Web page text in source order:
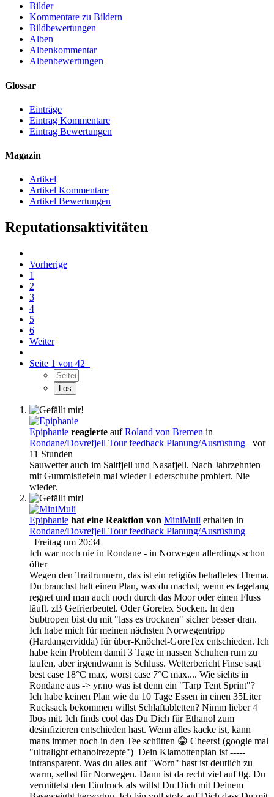
Bilder
Kommentare zu Bildern
Bildbewertungen
Alben
Albenkommentar
Albenbewertungen
Glossar
Einträge
Eintrag Kommentare
Eintrag Bewertungen
Magazin
Artikel
Artikel Kommentare
Artikel Bewertungen
Reputationsaktivitäten
Vorherige
1
2
3
4
5
6
Weiter
Seite 1 von 42
Epiphanie reagierte aufRoland von Bremen in
Rondane/Dovrefjell Tour feedback Planung/Ausrüstung
vor
11 Stunden
Sauwetter auch im Saltfjell und Nasafjell. Nach Jahrzehnten
mit Gummistiefeln mal wieder Lederschuhe probiert. Nie
wieder.
Epiphanie hat eine Reaktion von MiniMuli erhalten in
Rondane/Dovrefjell Tour feedback Planung/Ausrüstung
Freitag um 20:34
Ich war noch nie in Rondane - in Norwegen allerdings schon
öfter
Wegen den Trailrunnern, das ist ein religiös behaftetes Thema.
Du brauchst halt einen Plan, was du machst, wenn es tagelang
regnet und man auch noch durch das Moor oder einen Fluss
läuft. zB Gefrierbeutel. Oder Goretex Socken. In den
Subtropen bist du mit "lass es trocknen" sicher besser dran.
Ich habe mich für meinen nächsten Norwegentripp
(Hardangervidda) für über-Knöchel-GoreTex entschieden. Ich
habe kein Problem damit 3 Tage in nassen Schuhen rum zu
laufen, aber irgendwann is Schluss. Wetterbericht Finse sagt
best case 18°C max, worst case 7°C max.... Wie siehts in
Rondane aus -> yr.no was ist denn ein "Tarp Tent Sprint"?
Ich habe keinen Plan wie du 10 Tage Essen in einen 35Liter
Rucksack bekommen willst Schlaftabletten? Nimm lieber 4
Ibos mit. Ich finds cool das Du Dich für Ethanol zum
desinfizieren entschieden hast. Wenn alles kacke ist, kann
mans immer noch in den Tee schütten 😁 Cheers! (google mal
"ultralight ethanolrezepte") Dein Klamottenplan ist -----
intransparent. Was du alles auf "Worn" hast ist deutlich zu
warm, selbst für Norwegen. Dann ist da recht viel auf 0g. Du
vermittelst den Eindruck als willst Du Dich mit Deinem